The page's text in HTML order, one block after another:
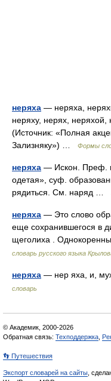
неряха — неряха,
неряху, нерях,
(Источник: «Полная
Зализняку») …
Формы
неряха — Искон. Преф.
одетая», суф.
рядиться. См. наряд …
неряха — Это слово
еще сохранившегося в
щеголиха .
словарь русского языка
неряха — нер яха, и,
словарь
© Академик, 2000-2026
Обратная связь: Техподдержка
👣 Путешествия
Экспорт словарей на сайты ,